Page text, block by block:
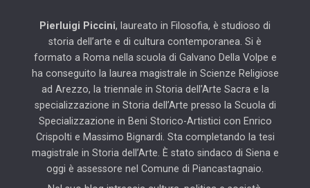
Pierluigi Piccini, laureato in Filosofia, è studioso di
storia dell’arte e di cultura contemporanea. Si è
formato a Roma nella scuola di Galvano Della Volpe e
ha conseguito la laurea magistrale in Scienze Religiose
ad Arezzo, la triennale in Storia dell’Arte Sacra e la
specializzazione in Storia dell’Arte presso la Scuola di
Specializzazione in Beni Storico-Artistici con Enrico
Crispolti e Massimo Bignardi. Sta completando la tesi
magistrale in Storia dell’Arte. È stato sindaco di Siena e
oggi è assessore nel Comune di Piancastagnaio.